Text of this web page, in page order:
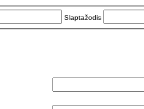
Slaptažodis